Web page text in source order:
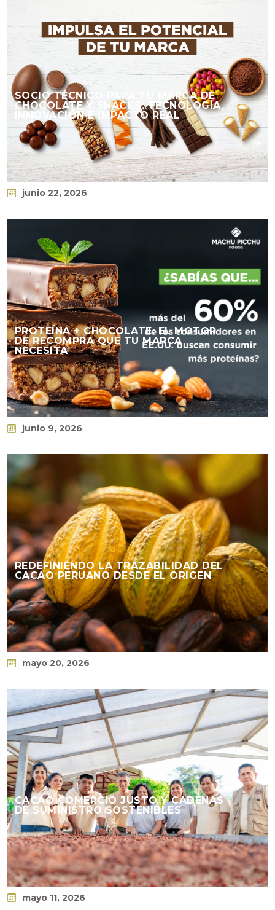
SOCIO TÉCNICO PARA TU MARCA DE
CHOCOLATE Y SNACKS: TECNOLOGÍA,
INNOVACIÓN E IMPACTO REAL
junio 22, 2026
PROTEÍNA + CHOCOLATE: EL MOTOR
DE RECOMPRA QUE TU MARCA
NECESITA
junio 9, 2026
REDEFINIENDO LA TRAZABILIDAD DEL
CACAO PERUANO DESDE EL ORIGEN
mayo 20, 2026
CACAO COMERCIO JUSTO Y CADENAS
DE SUMINISTRO SOSTENIBLES
mayo 11, 2026